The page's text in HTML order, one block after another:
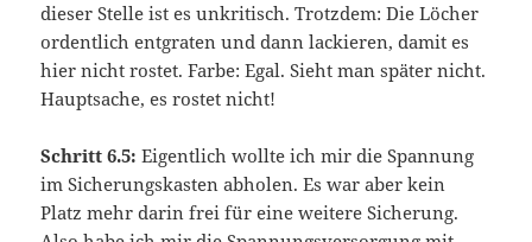
dieser Stelle ist es unkritisch. Trotzdem: Die Löcher
ordentlich entgraten und dann lackieren, damit es
hier nicht rostet. Farbe: Egal. Sieht man später nicht.
Hauptsache, es rostet nicht!
Schritt 6.5:Eigentlich wollte ich mir die Spannung
im Sicherungskasten abholen. Es war aber kein
Platz mehr darin frei für eine weitere Sicherung.